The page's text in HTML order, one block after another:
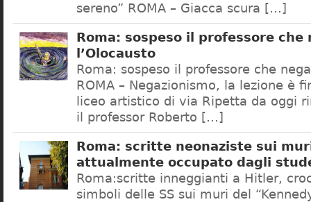
sereno” ROMA – Giacca scura […]
Roma: sospeso il professore che
l’Olocausto
Roma: sospeso il professore che
ROMA – Negazionismo, la lezione è
liceo artistico di via Ripetta da oggi
il professor Roberto […]
Roma: scritte neonaziste sui
attualmente occupato dagli
Roma:scritte inneggianti a Hitler,
simboli delle SS sui muri del